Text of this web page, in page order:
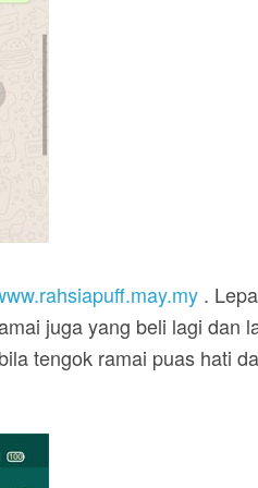
.
juga yang beli lagi dan
tengok ramai puas hati